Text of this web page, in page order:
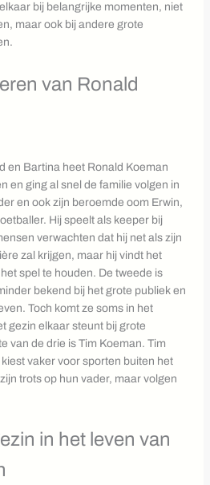
bij belangrijke momenten, niet
maar ook bij andere grote
van Ronald
en Bartina heet Ronald Koeman
en ging al snel de familie volgen in
en ook zijn beroemde oom Erwin,
Hij speelt als keeper bij
verwachten dat hij net als zijn
zal krijgen, maar hij vindt het
spel te houden. De tweede is
bekend bij het grote publiek en
Toch komt ze soms in het
gezin elkaar steunt bij grote
van de drie is Tim Koeman. Tim
vaker voor sporten buiten het
trots op hun vader, maar volgen
in het leven van